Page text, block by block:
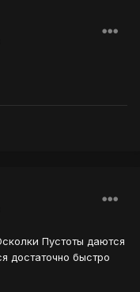
Пустоты даются
достаточно быстро